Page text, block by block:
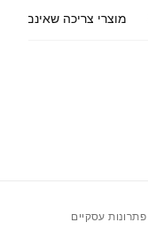
מוצרי צריכה שאינם
פתרונות עסקיים